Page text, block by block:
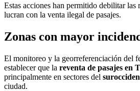
Estas acciones han permitido debilitar las
lucran con la venta ilegal de pasajes.
Zonas con mayor
El monitoreo y la georreferenciación del
establecer que la reventa de pasajes en
principalmente en sectores del
ciudad.